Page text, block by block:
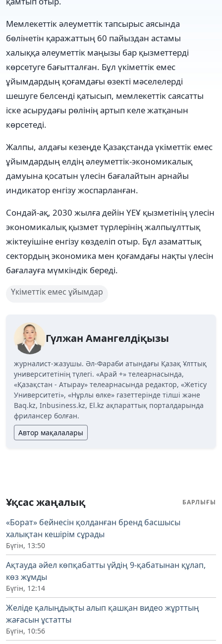
Мемлекеттік әлеуметтік тапсырыс аясында
бөлінетін қаражаттың 60 пайыздан астамы
халыққа әлеуметтік маңызы бар қызметтерді
көрсетуге бағытталған. Бұл үкіметтік емес
ұйымдардың қоғамдағы өзекті мәселелерді
шешуге белсенді қатысып, мемлекеттік саясатты
іске асырудағы рөлінің артып келе жатқанын
көрсетеді.
Жалпы, алдағы кезеңде Қазақстанда үкіметтік емес
ұйымдардың елдің әлеуметтік-экономикалық
дамуына қосатын үлесін бағалайтын арнайы
индикатор енгізу жоспарланған.
Сондай-ақ, 2030 жылға дейін ҮЕҰ қызметінің үлесін
экономикалық қызмет түрлерінің жалпыұлттық
жіктеуішіне енгізу көзделіп отыр. Бұл азаматтық
сектордың экономика мен қоғамдағы нақты үлесін
бағалауға мүмкіндік береді.
Үкіметтік емес ұйымдар
Гүлжан Амангелдіқызы
журналист-жазушы. Әл-Фараби атындағы Қазақ Ұлттық
университетінің түлегі. «Арай +» телеарнасында,
«Қазақстан - Атырау» телеарнасында редактор, «Жетісу
Университеті», «Нұрлы өлке» газеттерінде тілші және
Baq.kz, Inbusiness.kz, El.kz ақпараттық порталдарында
фрилансер болған.
Автор мақалалары
Ұқсас жаңалық БАРЛЫҒЫ
«Борат» бейнесін қолданған бренд басшысы
халықтан кешірім сұрады
Бүгін, 13:50
Ақтауда әйел көпқабатты үйдің 9-қабатынан құлап,
көз жұмды
Бүгін, 12:14
Желіде қалыңдықты алып қашқан видео жұрттың
жағасын ұстатты
Бүгін, 10:56